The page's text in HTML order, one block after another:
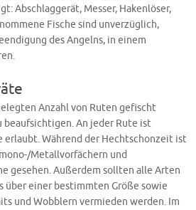
Abschlaggerät, Messer, Hakenlöser,
Fische sind unverzüglich,
des Angelns, in einem
Anzahl von Ruten gefischt
beaufsichtigen. An jeder Rute ist
erlaubt. Während der Hechtschonzeit ist
Metallvorfächern und
gesehen. Außerdem sollten alle Arten
über einer bestimmten Größe sowie
und Wobblern vermieden werden. Im